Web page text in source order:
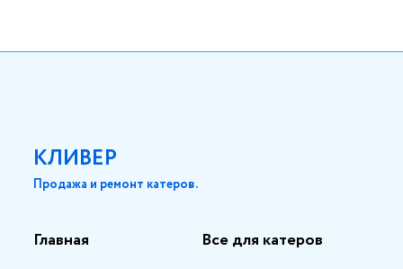
КЛИВЕР
Продажа и ремонт катеров.
Главная Все для катеров